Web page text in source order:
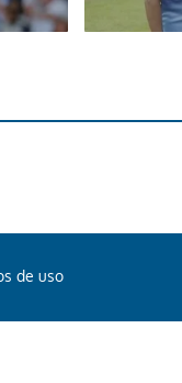
de uso